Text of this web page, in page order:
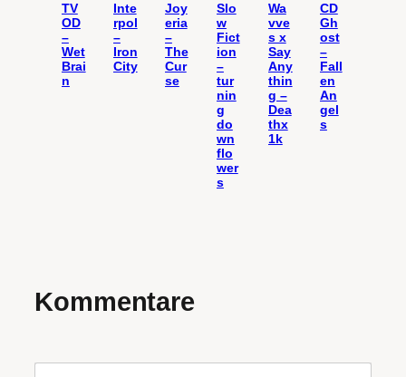
TV
OD
–
Wet
Brai
n
Inte
rpol
–
Iron
City
Joy
eria
–
The
Cur
se
Slo
w
Fict
ion
–
tur
nin
g
do
wn
flo
wer
s
Wa
vve
s x
Say
Any
thin
g –
Dea
thx
1k
CD
Gh
ost
–
Fall
en
An
gel
s
Kommentare